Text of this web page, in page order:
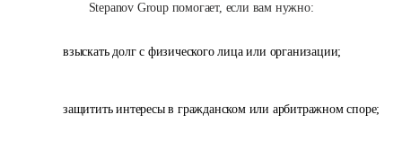
Stepanov Group помогает, если вам нужно:
взыскать долг с физического лица или организации;
защитить интересы в гражданском или арбитражном споре;